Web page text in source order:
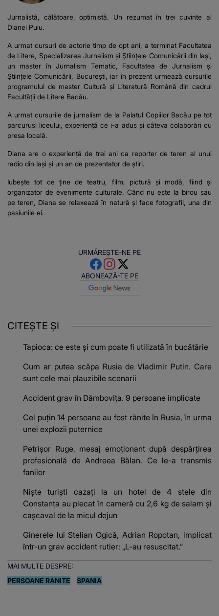
Jurnalistă, călătoare, optimistă. Un rezumat în trei cuvinte al
Dianei Puiu.
A urmat cursuri de actorie timp de opt ani, a terminat Facultatea
de Litere, Specializarea Jurnalism și Științele Comunicării din Iași,
un master în Jurnalism Tematic, Facultatea de Jurnalism și
Științele Comunicării, București, iar în prezent urmează cursurile
programului de master Cultură și Literatură Română din cadrul
Facultății de Litere Bacău.
A urmat cursurile de jurnalism de la Palatul Copiilor Bacău pe tot
parcurusl liceului, experiență ce i-a adus și câteva colaborări cu
presa locală.
Diana are o experiență de trei ani ca reporter de teren al unui
radio din Iași și un an de prezentator de știri.
Iubește tot ce ține de teatru, film, pictură și modă, fiind și
organizator de evenimente culturale. Când nu este la birou sau
pe teren, Diana se relaxează în natură și face fotografii, una din
pasiunile ei.
URMĂREȘTE-NE PE
ABONEAZĂ-TE PE
CITEȘTE ȘI
Tapioca: ce este și cum poate fi utilizată în bucătărie
Cum ar putea scăpa Rusia de Vladimir Putin. Care
sunt cele mai plauzibile scenarii
Accident grav în Dâmbovița. 9 persoane implicate
Cel puțin 14 persoane au fost rănite în Rusia, în urma
unei explozii puternice
Petrișor Ruge, mesaj emoționant după despărțirea
profesională de Andreea Bălan. Ce le-a transmis
fanilor
Niște turiști cazați la un hotel de 4 stele din
Constanța au plecat în cameră cu 2,6 kg de salam și
cașcaval de la micul dejun
Ginerele lui Stelian Ogică, Adrian Ropotan, implicat
într-un grav accident rutier: „L-au resuscitat.”
MAI MULTE DESPRE:
PERSOANE RANITE
SPANIA